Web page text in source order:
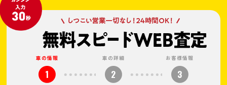
車の情報
1
車の詳細
2
お客様情報
3